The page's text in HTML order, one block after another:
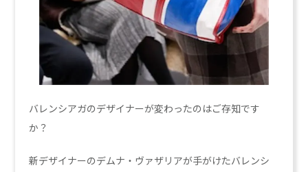
バレンシアガのデザイナーが変わったのはご存知です
か？
新デザイナーのデムナ・ヴァザリアが手がけたバレンシ